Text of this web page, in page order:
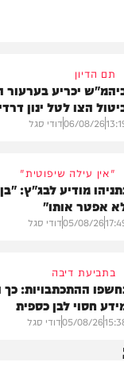
תם הדיון
יכריע בערעור
הצו לטל ינון
06/08/26דודי סגל
"אין עילה שיפוטית"
מודיע לבג"ץ:
אפטר אותו"
05/08/26דודי סגל
בתביעת דיבה
ההתכתבויות:
חסוי לבן כספית
05/08/26דודי סגל